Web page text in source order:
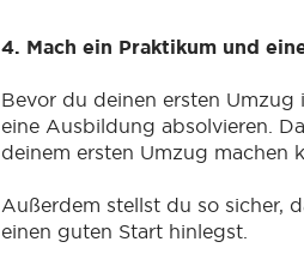
4. Mach ein Praktikum und
Bevor du deinen ersten
eine Ausbildung absolvieren.
deinem ersten Umzug machen
Außerdem stellst du so sicher,
einen guten Start hinlegst.